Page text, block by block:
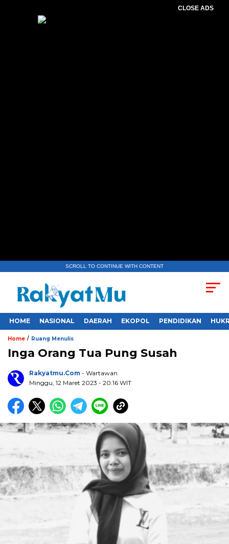
CLOSE ADS
SCROLL TO CONTINUE WITH CONTENT
HOME NASIONAL DAERAH EKOPOL PENDIDIKAN
Home / Ruang Menulis
Inga Orang Tua Pung Susah
Rakyatmu.com - Wartawan
Minggu, 12 Maret 2023 - 20:16 WIT